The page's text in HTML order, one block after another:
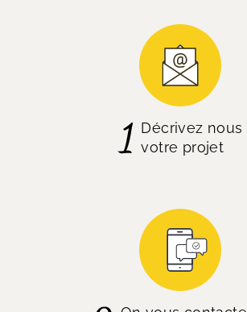
Décrivez nous
votre projet